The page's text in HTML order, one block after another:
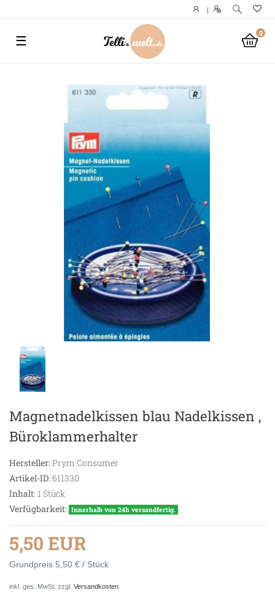
|
0
☰
Magnetnadelkissen blau Nadelkissen ,
Büroklammerhalter
Hersteller:Prym Consumer
Artikel-ID:611330
Inhalt:1 Stück
Verfügbarkeit: Innerhalb von 24h versandfertig.
5,50 EUR
Grundpreis 5,50 € / Stück
inkl. ges. MwSt. zzgl. Versandkosten